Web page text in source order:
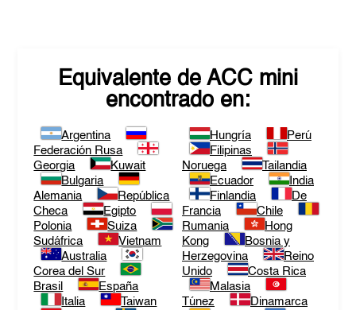
Equivalente de ACC mini
encontrado en:
Argentina
Federación Rusa
Georgia
Kuwait
Bulgaria
Alemania
República
Checa
Egipto
Polonia
Suiza
Sudáfrica
Vietnam
Australia
Corea del Sur
Brasil
España
Italia
Taiwan
Hungría
Perú
Filipinas
Noruega
Tailandia
Ecuador
India
Finlandia
De
Francia
Chile
Rumania
Hong
Kong
Bosnia y
Herzegovina
Reino
Unido
Costa Rica
Malasia
Túnez
Dinamarca